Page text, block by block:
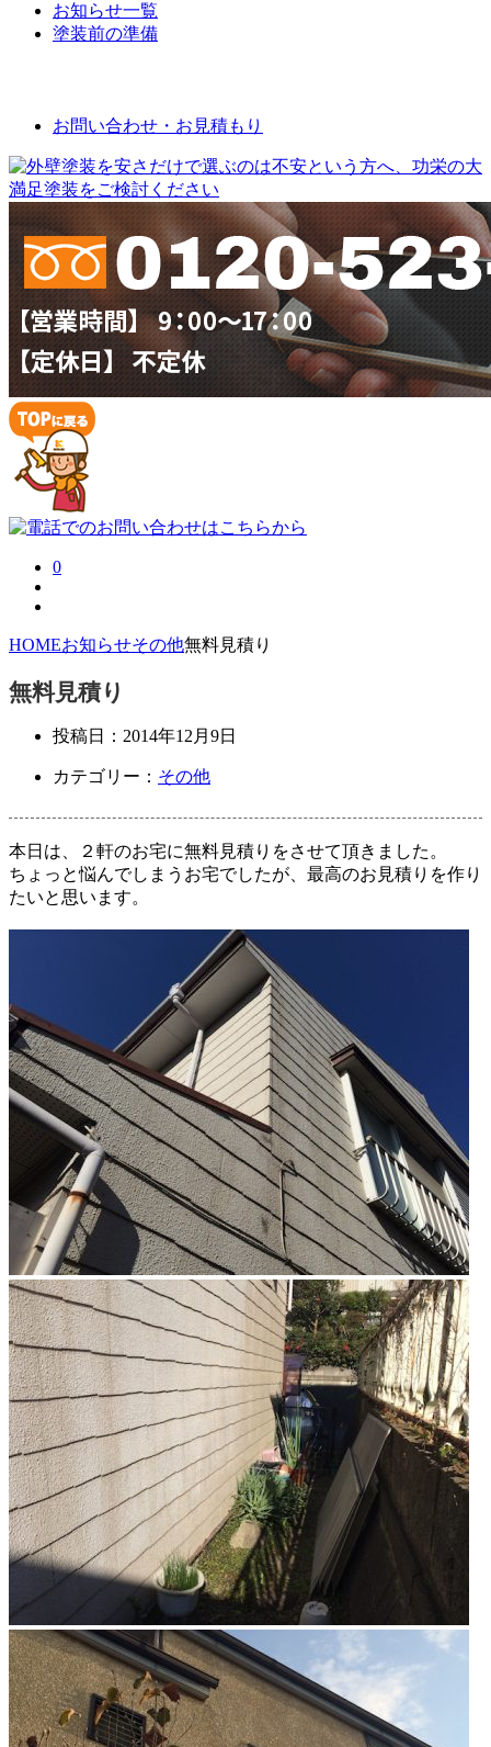
お知らせ一覧
塗装前の準備
お問い合わせ・お見積もり
0
HOMEお知らせその他無料見積り
無料見積り
投稿日： 2014年12月9日
カテゴリー： その他
本日は、２軒のお宅に無料見積りをさせて頂きました。
ちょっと悩んでしまうお宅でしたが、最高のお見積りを作り
たいと思います。